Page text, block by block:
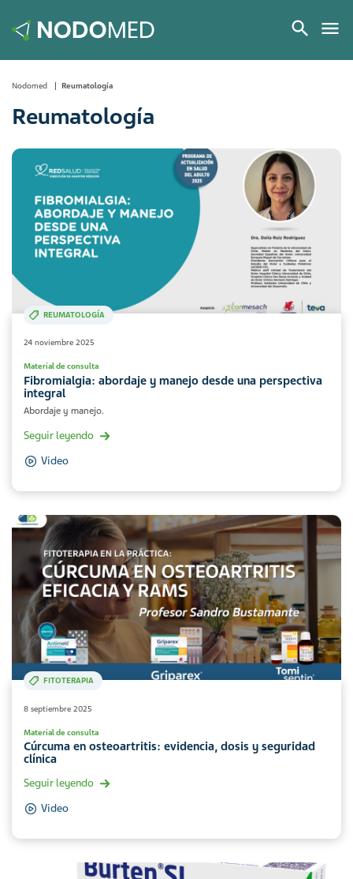
Nodomed Reumatología
Reumatología
REUMATOLOGÍA
24 noviembre 2025
Material de consulta
Fibromialgia: abordaje y manejo desde una perspectiva
integral
Abordaje y manejo.
Seguir leyendo
Video
FITOTERAPIA
8 septiembre 2025
Material de consulta
Cúrcuma en osteoartritis: evidencia, dosis y seguridad
clínica
Seguir leyendo
Video